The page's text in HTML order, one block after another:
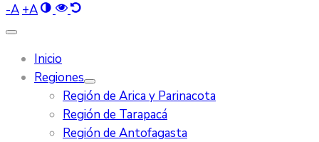
-A +A
Inicio
Regiones
Región de Arica y Parinacota
Región de Tarapacá
Región de Antofagasta